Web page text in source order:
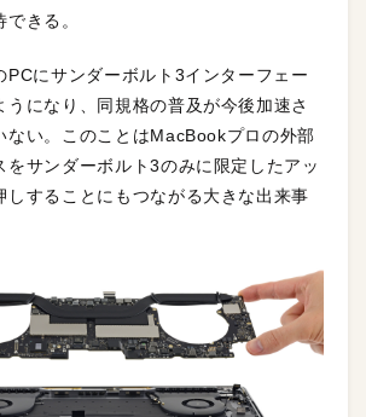
きる。
PCにサンダーボルト3インターフェー
うになり、同規格の普及が今後加速さ
ない。このことはMacBookプロの外部
をサンダーボルト3のみに限定したアッ
しすることにもつながる大きな出来事